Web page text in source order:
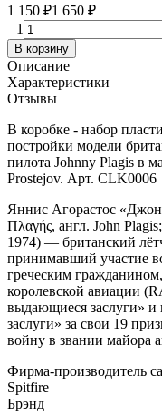
1 150 ₽1 650 ₽
1
В корзину
Описание
Характеристики
Отзывы
В коробке - набор
постройки модели
пилота Johnny Plagis в
Prostejov. Арт. CLK0006
Яннис Агорастос
Πλαγής, англ. John
1974) — британский
принимавший участие
греческим
королевской авиации
выдающиеся заслуги»
заслуги» за свои 19
войну в звании майора
Фирма-производитель
Spitfire
Брэнд